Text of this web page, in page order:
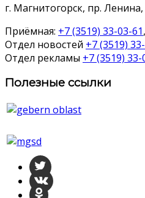
г. Магнитогорск, пр. Ленина,
Приёмная: +7 (3519) 33-03-61,
Отдел новостей +7 (3519)
Отдел рекламы +7 (3519) 33-
Полезные ссылки